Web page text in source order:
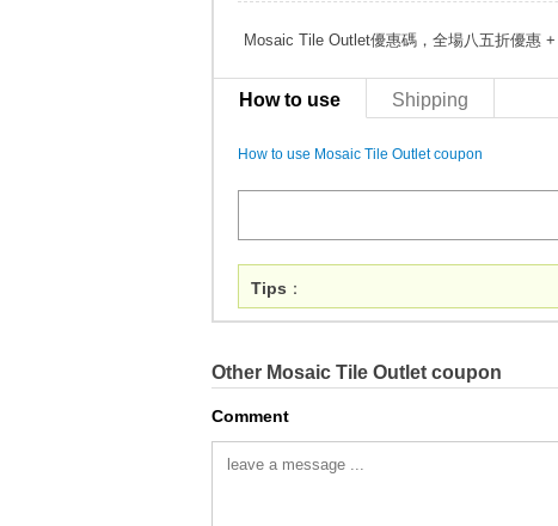
Mosaic Tile Outlet優惠碼，全場八五折優惠
How to use Shipping
How to use Mosaic Tile Outlet coupon
Tips ：
Other Mosaic Tile Outlet coupon
Comment